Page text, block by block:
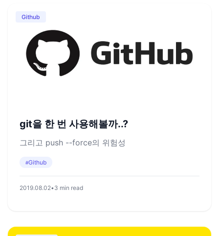
Github
git을 한 번 사용해볼까..?
그리고 push --force의 위험성
#Github
2019.08.02•3 min read